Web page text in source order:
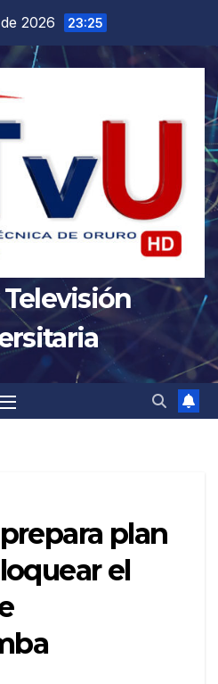
2026 23:25
plan
el